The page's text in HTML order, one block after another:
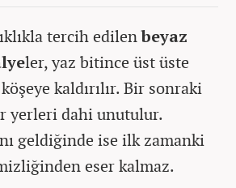
tercih edilenbeyaz
ler, yaz bitince üst üste
kaldırılır. Bir sonraki
yerleri dahi unutulur.
geldiğinde ise ilk zamanki
eser kalmaz.